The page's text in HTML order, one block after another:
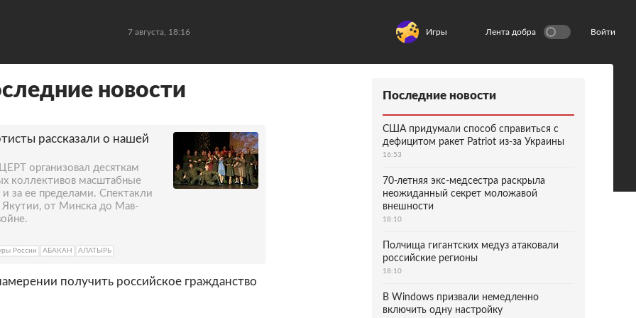
7 августа, 18:16 Игры Лента добра Войти
новости
рассказали о нашей
организовал десяткам
коллективов масштабные
за ее пределами. Спектакли
от Минска до Мав-
России АБАКАН АЛАТЫРЬ
получить российское гражданство
Последние новости
США придумали способ справиться с
дефицитом ракет Patriot из-за Украины
16:53
70-летняя экс-медсестра раскрыла
неожиданный секрет моложавой
внешности
18:10
Полчища гигантских медуз атаковали
российские регионы
18:10
В Windows призвали немедленно
включить одну настройку